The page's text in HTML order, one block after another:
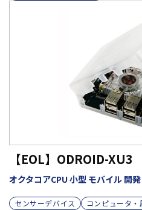
【EOL】ODROID-XU3
オクタコアCPU 小型 モバイル 開
センサーデバイス コンピュータ・